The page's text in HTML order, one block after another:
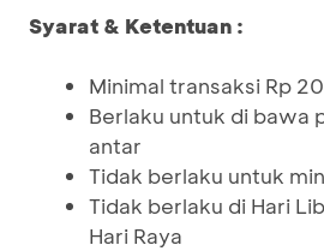
Syarat & Ketentuan :
Minimal transaksi Rp
Berlaku untuk di bawa
antar
Tidak berlaku untuk
Tidak berlaku di Hari
Hari Raya